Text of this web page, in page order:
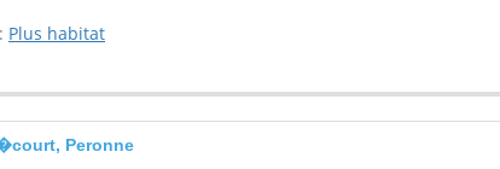
Plus habitat
Peronne